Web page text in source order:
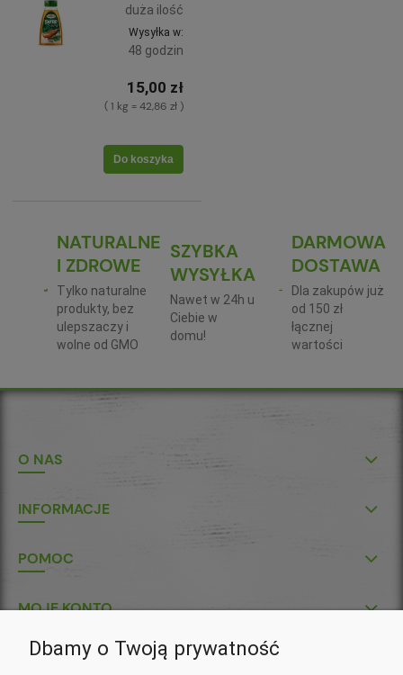
duża ilość
Wysyłka w:
48 godzin
15,00 zł
( 1 kg = 42,86 zł )
Do koszyka
NATURALNE
I ZDROWE
Tylko naturalne
produkty, bez
ulepszaczy i
wolne od GMO
SZYBKA
WYSYŁKA
Nawet w 24h u
Ciebie w
domu!
DARMOWA
DOSTAWA
Dla zakupów już
od 150 zł
łącznej
wartości
O NAS
INFORMACJE
POMOC
MOJE KONTO
Dbamy o Twoją prywatność